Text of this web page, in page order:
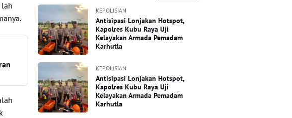
lah
KEPOLISIAN
Antisipasi Lonjakan Hotspot,
Kapolres Kubu Raya Uji
Kelayakan Armada Pemadam
Karhutla
KEPOLISIAN
Antisipasi Lonjakan Hotspot,
Kapolres Kubu Raya Uji
Kelayakan Armada Pemadam
Karhutla